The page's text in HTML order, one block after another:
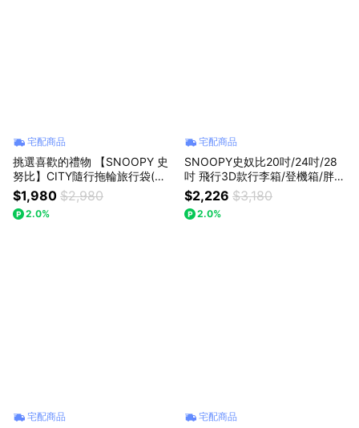
宅配商品
挑選喜歡的禮物 【SNOOPY 史
努比】CITY隨行拖輪旅行袋(輪
子可拆/可登機/保溫保冰)
$1,980 $2,980
2.0%
宅配商品
SNOOPY史奴比20吋/24吋/28
吋 飛行3D款行李箱/登機箱/胖胖
箱
$2,226 $3,180
2.0%
宅配商品 宅配商品